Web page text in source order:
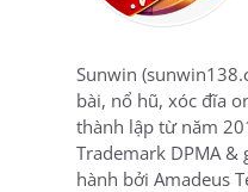
Sunwin
bài, nổ hũ, xóc đĩa
thành lập từ năm
Trademark DPMA &
hành bởi Amadeus